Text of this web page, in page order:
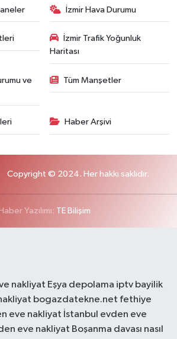
İzmir Hava Durumu
İzmir Trafik Yoğunluk
Haritası
ve
Tüm Manşetler
Haber Arşivi
Copyright © 2024. Her hakkı saklıdır.
Haber Yazılımı: TE Bilişim
nakliyat Eşya depolama iptv bayilik
bogazdatekne.net fethiye
eve nakliyat İstanbul evden eve
eve nakliyat Boşanma davası nasıl